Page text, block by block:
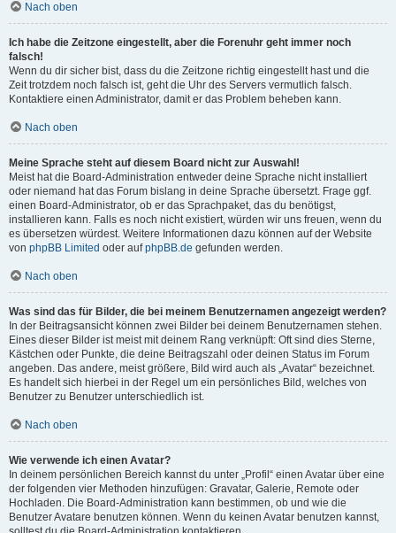
Nach oben
Ich habe die Zeitzone eingestellt, aber die Forenuhr geht immer noch
falsch!
Wenn du dir sicher bist, dass du die Zeitzone richtig eingestellt hast und die
Zeit trotzdem noch falsch ist, geht die Uhr des Servers vermutlich falsch.
Kontaktiere einen Administrator, damit er das Problem beheben kann.
Nach oben
Meine Sprache steht auf diesem Board nicht zur Auswahl!
Meist hat die Board-Administration entweder deine Sprache nicht installiert
oder niemand hat das Forum bislang in deine Sprache übersetzt. Frage ggf.
einen Board-Administrator, ob er das Sprachpaket, das du benötigst,
installieren kann. Falls es noch nicht existiert, würden wir uns freuen, wenn du
es übersetzen würdest. Weitere Informationen dazu können auf der Website
von phpBB Limited oder aufphpBB.de gefunden werden.
Nach oben
Was sind das für Bilder, die bei meinem Benutzernamen angezeigt werden?
In der Beitragsansicht können zwei Bilder bei deinem Benutzernamen stehen.
Eines dieser Bilder ist meist mit deinem Rang verknüpft: Oft sind dies Sterne,
Kästchen oder Punkte, die deine Beitragszahl oder deinen Status im Forum
angeben. Das andere, meist größere, Bild wird auch als „Avatar“ bezeichnet.
Es handelt sich hierbei in der Regel um ein persönliches Bild, welches von
Benutzer zu Benutzer unterschiedlich ist.
Nach oben
Wie verwende ich einen Avatar?
In deinem persönlichen Bereich kannst du unter „Profil“ einen Avatar über eine
der folgenden vier Methoden hinzufügen: Gravatar, Galerie, Remote oder
Hochladen. Die Board-Administration kann bestimmen, ob und wie die
Benutzer Avatare benutzen können. Wenn du keinen Avatar benutzen kannst,